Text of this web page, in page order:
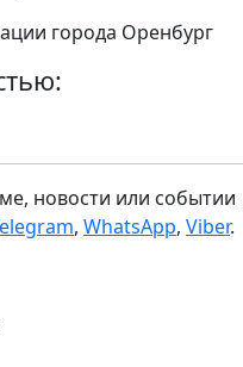
города Оренбург
новости или событии
, WhatsApp, Viber.